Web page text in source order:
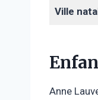
Ville
Anne